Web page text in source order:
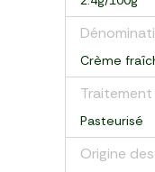
Crème
Pasteurisé
Origine